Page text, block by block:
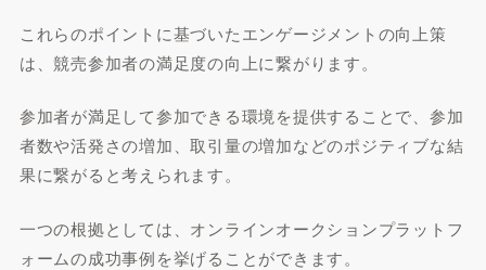
これらのポイントに基づいたエンゲージメントの向上策
は、競売参加者の満足度の向上に繋がります。
参加者が満足して参加できる環境を提供することで、参加
者数や活発さの増加、取引量の増加などのポジティブな結
果に繋がると考えられます。
一つの根拠としては、オンラインオークションプラットフ
ォームの成功事例を挙げることができます。